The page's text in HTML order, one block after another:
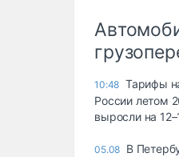
10:48 Тарифы
России летом
выросли на
05.08 В